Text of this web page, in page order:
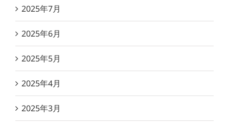
2025年7月
2025年6月
2025年5月
2025年4月
2025年3月